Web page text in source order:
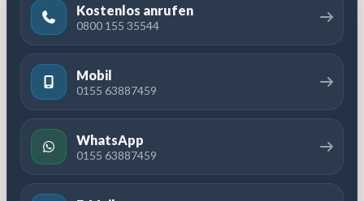
Kostenlos anrufen
0800 155 35544
Mobil
0155 63887459
WhatsApp
0155 63887459